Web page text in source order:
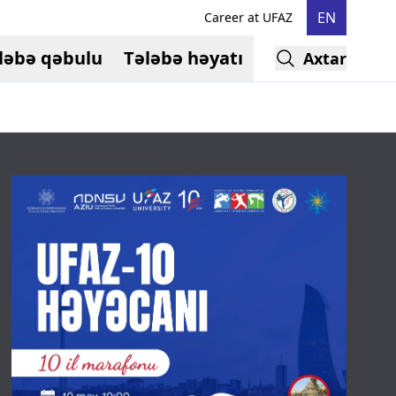
qəbulu Tələbə həyatı Axtar
Career at UFAZ EN